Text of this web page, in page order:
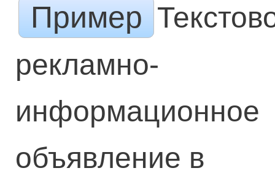
Пример
рекламно-
информационное
объявление в